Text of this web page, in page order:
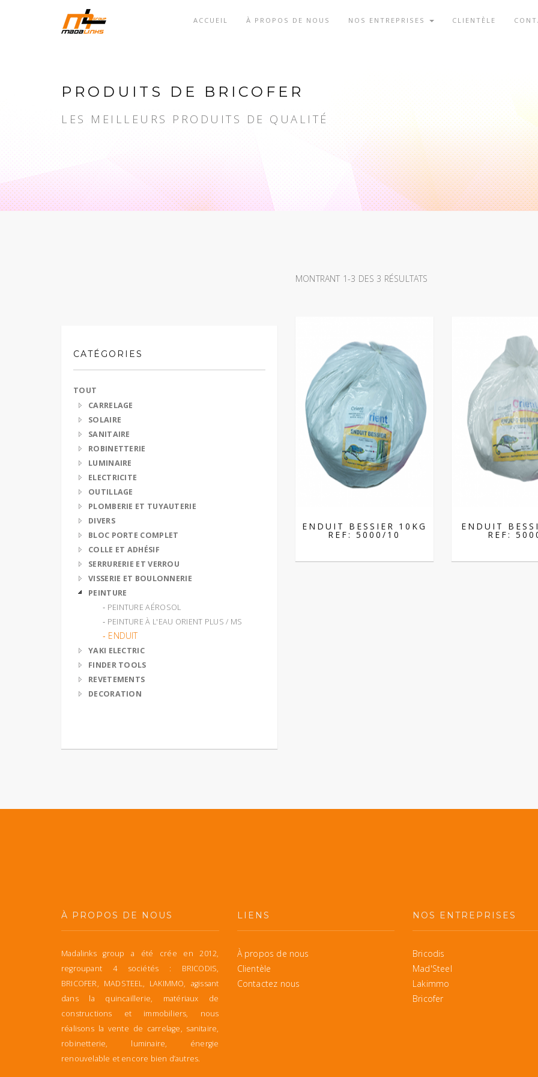
ACCUEIL À PROPOS DE NOUS NOS ENTREPRISES CLIENTÈLE
PRODUITS DE BRICOFER
LES MEILLEURS PRODUITS DE QUALITÉ
CATÉGORIES
TOUT
CARRELAGE
SOLAIRE
SANITAIRE
ROBINETTERIE
LUMINAIRE
ELECTRICITE
OUTILLAGE
PLOMBERIE ET TUYAUTERIE
DIVERS
BLOC PORTE COMPLET
COLLE ET ADHÉSIF
SERRURERIE ET VERROU
VISSERIE ET BOULONNERIE
PEINTURE
‐ PEINTURE AÉROSOL
‐ PEINTURE À L'EAU ORIENT PLUS / MS
‐ ENDUIT
YAKI ELECTRIC
FINDER TOOLS
REVETEMENTS
DECORATION
MONTRANT 1-3 DES 3 RÉSULTATS
ENDUIT BESSIER 10KG
REF: 5000/10
ENDUIT
REF:
À PROPOS DE NOUS
Madalinks group a été crée en 2012,
regroupant 4 sociétés : BRICODIS,
BRICOFER, MADSTEEL, LAKIMMO, agissant
dans la quincaillerie, matériaux de
constructions et immobiliers, nous
réalisons la vente de carrelage, sanitaire,
robinetterie, luminaire, énergie
renouvelable et encore bien d’autres.
LIENS
À propos de nous
Clientèle
Contactez nous
NOS ENTREPRISES
Bricodis
Mad'Steel
Lakimmo
Bricofer